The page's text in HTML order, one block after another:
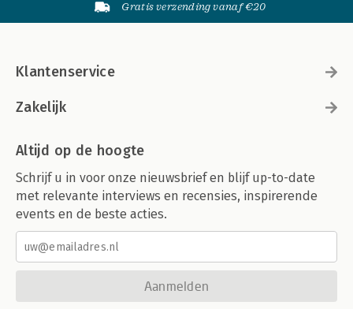
Gratis verzending vanaf €20
Klantenservice
Zakelijk
Altijd op de hoogte
Schrijf u in voor onze nieuwsbrief en blijf up-to-date
met relevante interviews en recensies, inspirerende
events en de beste acties.
Aanmelden